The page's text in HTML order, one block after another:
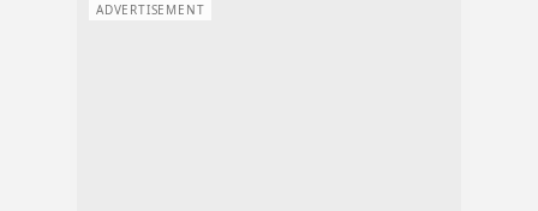
ADVERTISEMENT